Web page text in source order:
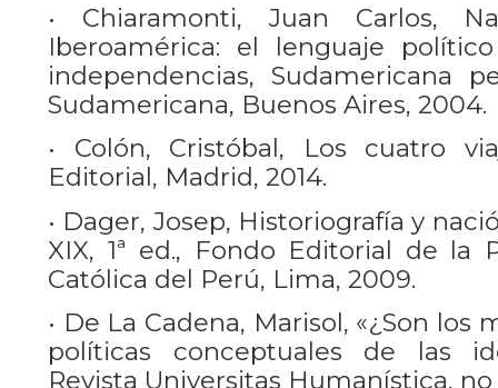
• Chiaramonti, Juan Carlos,
Iberoamérica: el lenguaje
independencias, Sudamericana
Sudamericana, Buenos Aires, 2004.
• Colón, Cristóbal, Los cuatro
Editorial, Madrid, 2014.
• Dager, Josep, Historiografía y
XIX, 1ª ed., Fondo Editorial de la
Católica del Perú, Lima, 2009.
• De La Cadena, Marisol, «¿Son los
políticas conceptuales de las
Revista Universitas Humanística, no